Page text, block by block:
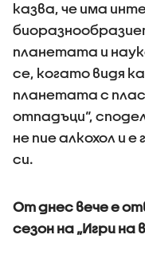
казва, че има
планетата и
се, когато видя
планетата с
отпадъци“,
не пие алкохол и
си.
От днес вече е
сезон на „Игри на